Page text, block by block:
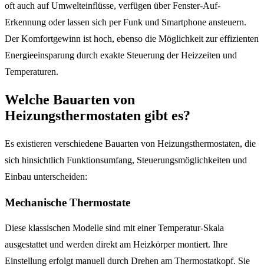
oft auch auf Umwelteinflüsse, verfügen über Fenster-Auf-
Erkennung oder lassen sich per Funk und Smartphone ansteuern.
Der Komfortgewinn ist hoch, ebenso die Möglichkeit zur effizienten
Energieeinsparung durch exakte Steuerung der Heizzeiten und
Temperaturen.
Welche Bauarten von
Heizungsthermostaten gibt es?
Es existieren verschiedene Bauarten von Heizungsthermostaten, die
sich hinsichtlich Funktionsumfang, Steuerungsmöglichkeiten und
Einbau unterscheiden:
Mechanische Thermostate
Diese klassischen Modelle sind mit einer Temperatur-Skala
ausgestattet und werden direkt am Heizkörper montiert. Ihre
Einstellung erfolgt manuell durch Drehen am Thermostatkopf. Sie